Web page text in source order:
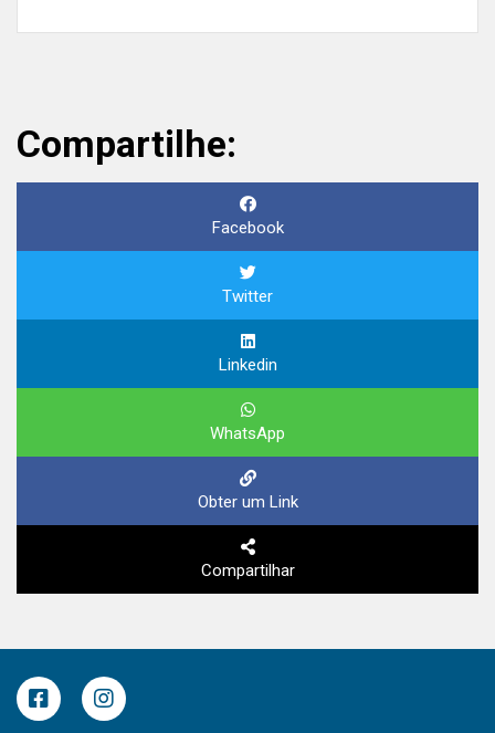
Compartilhe:
Facebook
Twitter
Linkedin
WhatsApp
Obter um Link
Compartilhar